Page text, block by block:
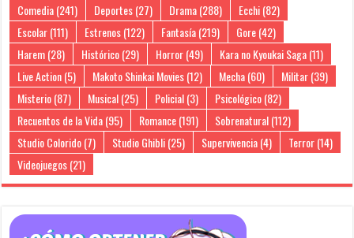
Comedia(241) Deportes(27) Drama(288) Ecchi(82)
Escolar(111) Estrenos(122) Fantasía(219) Gore(42)
Harem(28) Histórico(29) Horror(49) Kara no Kyoukai Saga(11)
Live Action(5) Makoto Shinkai Movies(12) Mecha(60) Militar(39)
Misterio(87) Musical(25) Policial(3) Psicológico(82)
Recuentos de la Vida(95) Romance(191) Sobrenatural(112)
Studio Colorido(7) Studio Ghibli(25) Supervivencia(4) Terror(14)
Videojuegos(21)